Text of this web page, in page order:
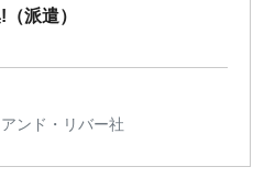
派遣）
ンド・リバー社